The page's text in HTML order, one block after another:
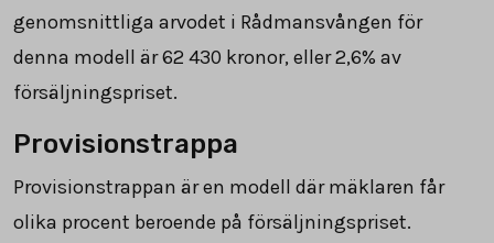
genomsnittliga arvodet i Rådmansvången för
denna modell är62 430 kronor, eller 2,6% av
försäljningspriset.
Provisionstrappa
Provisionstrappan är en modell där mäklaren får
olika procent beroende på försäljningspriset.